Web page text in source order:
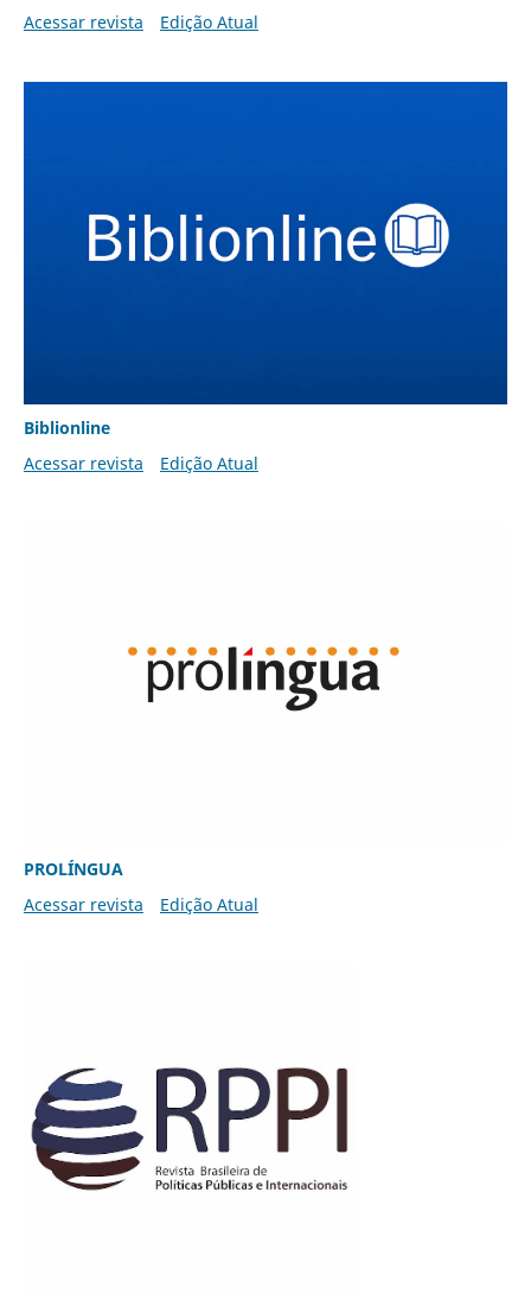
Acessar revista
Edição Atual
Biblionline
Acessar revista
Edição Atual
PROLÍNGUA
Acessar revista
Edição Atual